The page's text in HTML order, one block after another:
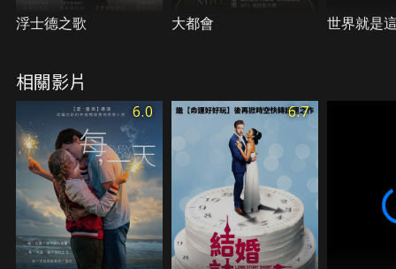
浮士德之歌 大都會 世界就是
相關影片
6.0 6.7